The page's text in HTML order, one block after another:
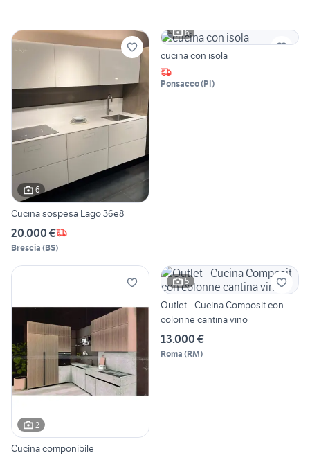
6
Cucina sospesa Lago 36e8
20.000 €
Brescia (BS)
6
cucina con isola
Ponsacco(PI)
2
Cucina componibile
5
Outlet - Cucina Composit con
colonne cantina vino
13.000 €
Roma (RM)